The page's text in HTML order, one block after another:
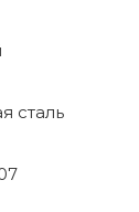
сталь